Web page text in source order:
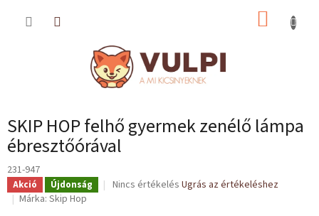
KOSÁR
SKIP HOP felhő gyermek zenélő lámpa
ébresztőórával
231-947
Akció Újdonság
A
Nincs értékelés Ugrás az értékeléshez
Márka: Skip Hop